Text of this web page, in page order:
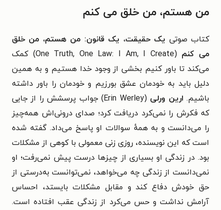
من هستم، من خلق می کنم
کتاب صوتی یک حقیقت، یک قانون: من هستم، من خلق
می کنم
(One Truth, One Law: I Am, I Create) کمک
می‌کند تا باور کنیم بخشی از وجود خدا هستیم و به همین
دلیل باید به خودمان عشق بورزیم و خودمان را باور داشته
باشیم. ارین ورلی
(Erin Werley) جواب پرسشش را از جایی
که فکرش را نمی‌کرد دریافت کرد؛ صدای درونی‌اش همه‌چیز
را می‌دانست و به همهٔ سوالات او پاسخ می‌داد. گفته شده
است که این نویسنده، روزی زنی معمولی با کوهی از مشکلات
بود. در زندگی او بسیاری از چیزها درست پیش نمی‌رفت؛ او
نمی‌دانست از زندگی چه می‌خواهد، نمی‌توانست به‌درستی از
حق خودش دفاع کند و مقابل مشکلات بایستد، احساس
آرامش نداشت و حس می‌کرد از زندگی عقب افتاده است.